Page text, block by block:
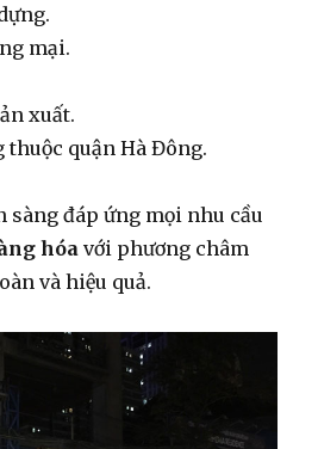
mại.
xuất.
thuộc quận Hà Đông.
sàng đáp ứng mọi nhu cầu
hóa với phương châm
và hiệu quả.